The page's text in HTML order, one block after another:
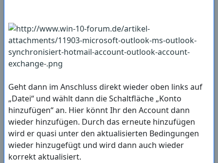
Geht dann im Anschluss direkt wieder oben links auf
„Datei“ und wählt dann die Schaltfläche „Konto
hinzufügen“ an. Hier könnt Ihr den Account dann
wieder hinzufügen. Durch das erneute hinzufügen
wird er quasi unter den aktualisierten Bedingungen
wieder hinzugefügt und wird dann auch wieder
korrekt aktualisiert.